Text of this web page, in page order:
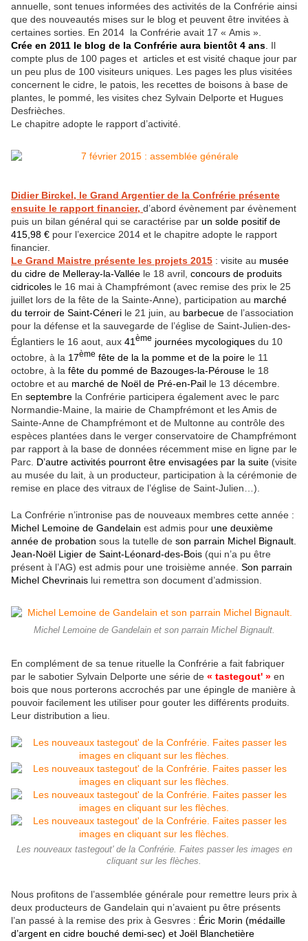
annuelle, sont tenues informées des activités de la Confrérie ainsi
que des nouveautés mises sur le blog et peuvent être invitées à
certaines sorties. En 2014 la Confrérie avait 17 « Amis ».
Crée en 2011 le blog de la Confrérie aura bientôt 4 ans Il
compte plus de 100 pages et articles et est visité chaque jour par
un peu plus de 100 visiteurs uniques. Les pages les plus visitées
concernent le cidre, le patois, les recettes de boisons à base de
plantes, le pommé, les visites chez Sylvain Delporte et Hugues
Desfrièches.
Le chapitre adopte le rapport d’activité.
Didier Birckel, le Grand Argentier de la Confrérie présente
ensuite le rapport financier, d’abord évènement par évènement
puis un bilan général qui se caractérise par un solde positif de
415,98 € pour l’exercice 2014 et le chapitre adopte le rapport
financier.
Le Grand Maistre présente les projets 2015 : visite au musée
du cidre de Melleray-la-Vallée le 18 avril, concours de produits
cidricoles le 16 mai à Champfrémont (avec remise des prix le 25
juillet lors de la fête de la Sainte-Anne), participation au marché
du terroir de Saint-Céneri le 21 juin, au barbecue de l’association
pour la défense et la sauvegarde de l’église de Saint-Julien-des-
Églantiers le 16 aout, aux 41 ème journées mycologiques du 10
octobre, à la 17ème fête de la la pomme et de la poire le 11
octobre, à la fête du pommé de Bazouges-la-Pérouse le 18
octobre et au marché de Noël de Pré-en-Pail le 13 décembre.
En septembre la Confrérie participera également avec le parc
Normandie-Maine, la mairie de Champfrémont et les Amis de
Sainte-Anne de Champfrémont et de Multonne au contrôle des
espèces plantées dans le verger conservatoire de Champfrémont
par rapport à la base de données récemment mise en ligne par le
Parc. D’autre activités pourront être envisagées par la suite (visite
au musée du lait, à un producteur, participation à la cérémonie de
remise en place des vitraux de l’église de Saint-Julien…).
La Confrérie n’intronise pas de nouveaux membres cette année :
Michel Lemoine de Gandelain est admis pour une deuxième
année de probation sous la tutelle de son parrain Michel Bignault.
Jean-Noël Ligier de Saint-Léonard-des-Bois (qui n’a pu être
présent à l’AG) est admis pour une troisième année. Son parrain
Michel Chevrinais lui remettra son document d’admission.
Michel Lemoine de Gandelain et son parrain Michel Bignault.
En complément de sa tenue rituelle la Confrérie a fait fabriquer
par le sabotier Sylvain Delporte une série de « tastegout' » en
bois que nous porterons accrochés par une épingle de manière à
pouvoir facilement les utiliser pour gouter les différents produits.
Leur distribution a lieu.
Les nouveaux tastegout' de la Confrérie. Faites passer les images en
cliquant sur les flèches.
Nous profitons de l’assemblée générale pour remettre leurs prix à
deux producteurs de Gandelain qui n’avaient pu être présents
l’an passé à la remise des prix à Gesvres : Éric Morin (médaille
d’argent en cidre bouché demi-sec) et Joël Blanchetière